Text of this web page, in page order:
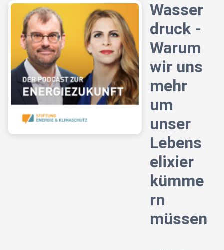
Wasser
druck -
Warum
wir uns
mehr
um
unser
Lebens
elixier
kümme
rn
müssen